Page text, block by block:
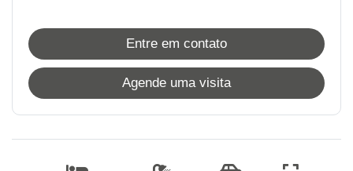
Entre em contato
Agende uma visita